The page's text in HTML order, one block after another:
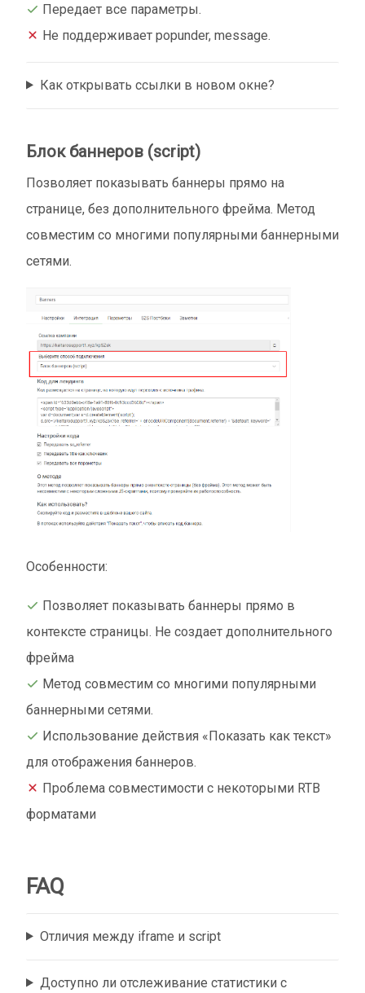
Передает все параметры.
Не поддерживает popunder, message.
Как открывать ссылки в новом окне?
Блок баннеров (script)
Позволяет показывать баннеры прямо на
странице, без дополнительного фрейма. Метод
совместим со многими популярными баннерными
сетями.
Особенности:
Позволяет показывать баннеры прямо в
контексте страницы. Не создает дополнительного
фрейма
Метод совместим со многими популярными
баннерными сетями.
Использование действия «Показать как текст»
для отображения баннеров.
Проблема совместимости с некоторыми RTB
форматами
FAQ
Отличия между iframe и script
Доступно ли отслеживание статистики с